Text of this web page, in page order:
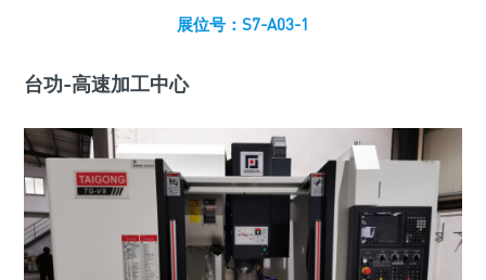
展位号：S7-A03-1
台功-高速加工中心